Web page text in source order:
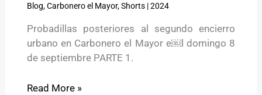
Blog,Carbonero el Mayor,Shorts|2024
Probadillas posteriores al segundo encierro
urbano en Carbonero el Mayor e￼l domingo 8
de septiembre PARTE 1.
Read More »